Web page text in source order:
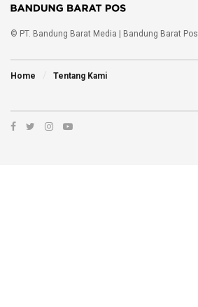
© PT. Bandung Barat Media | Bandung Barat Pos
Home Tentang Kami